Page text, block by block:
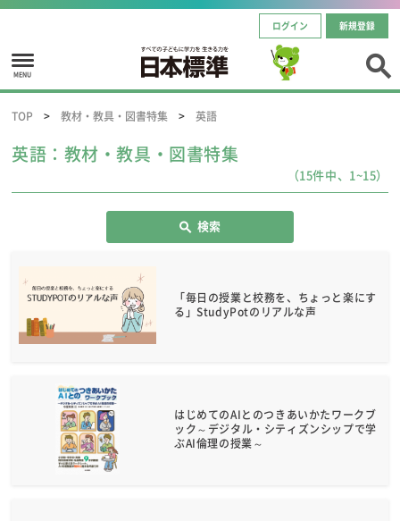
ログイン 新規登録
MENU
TOP 教材・教具・図書特集 英語
英語：教材・教具・図書特集
（15件中、1~15）
検索
「毎日の授業と校務を、ちょっと楽にす
る」StudyPotのリアルな声
はじめてのAIとのつきあいかたワークブ
ック～デジタル・シティズンシップで学
ぶAI倫理の授業～